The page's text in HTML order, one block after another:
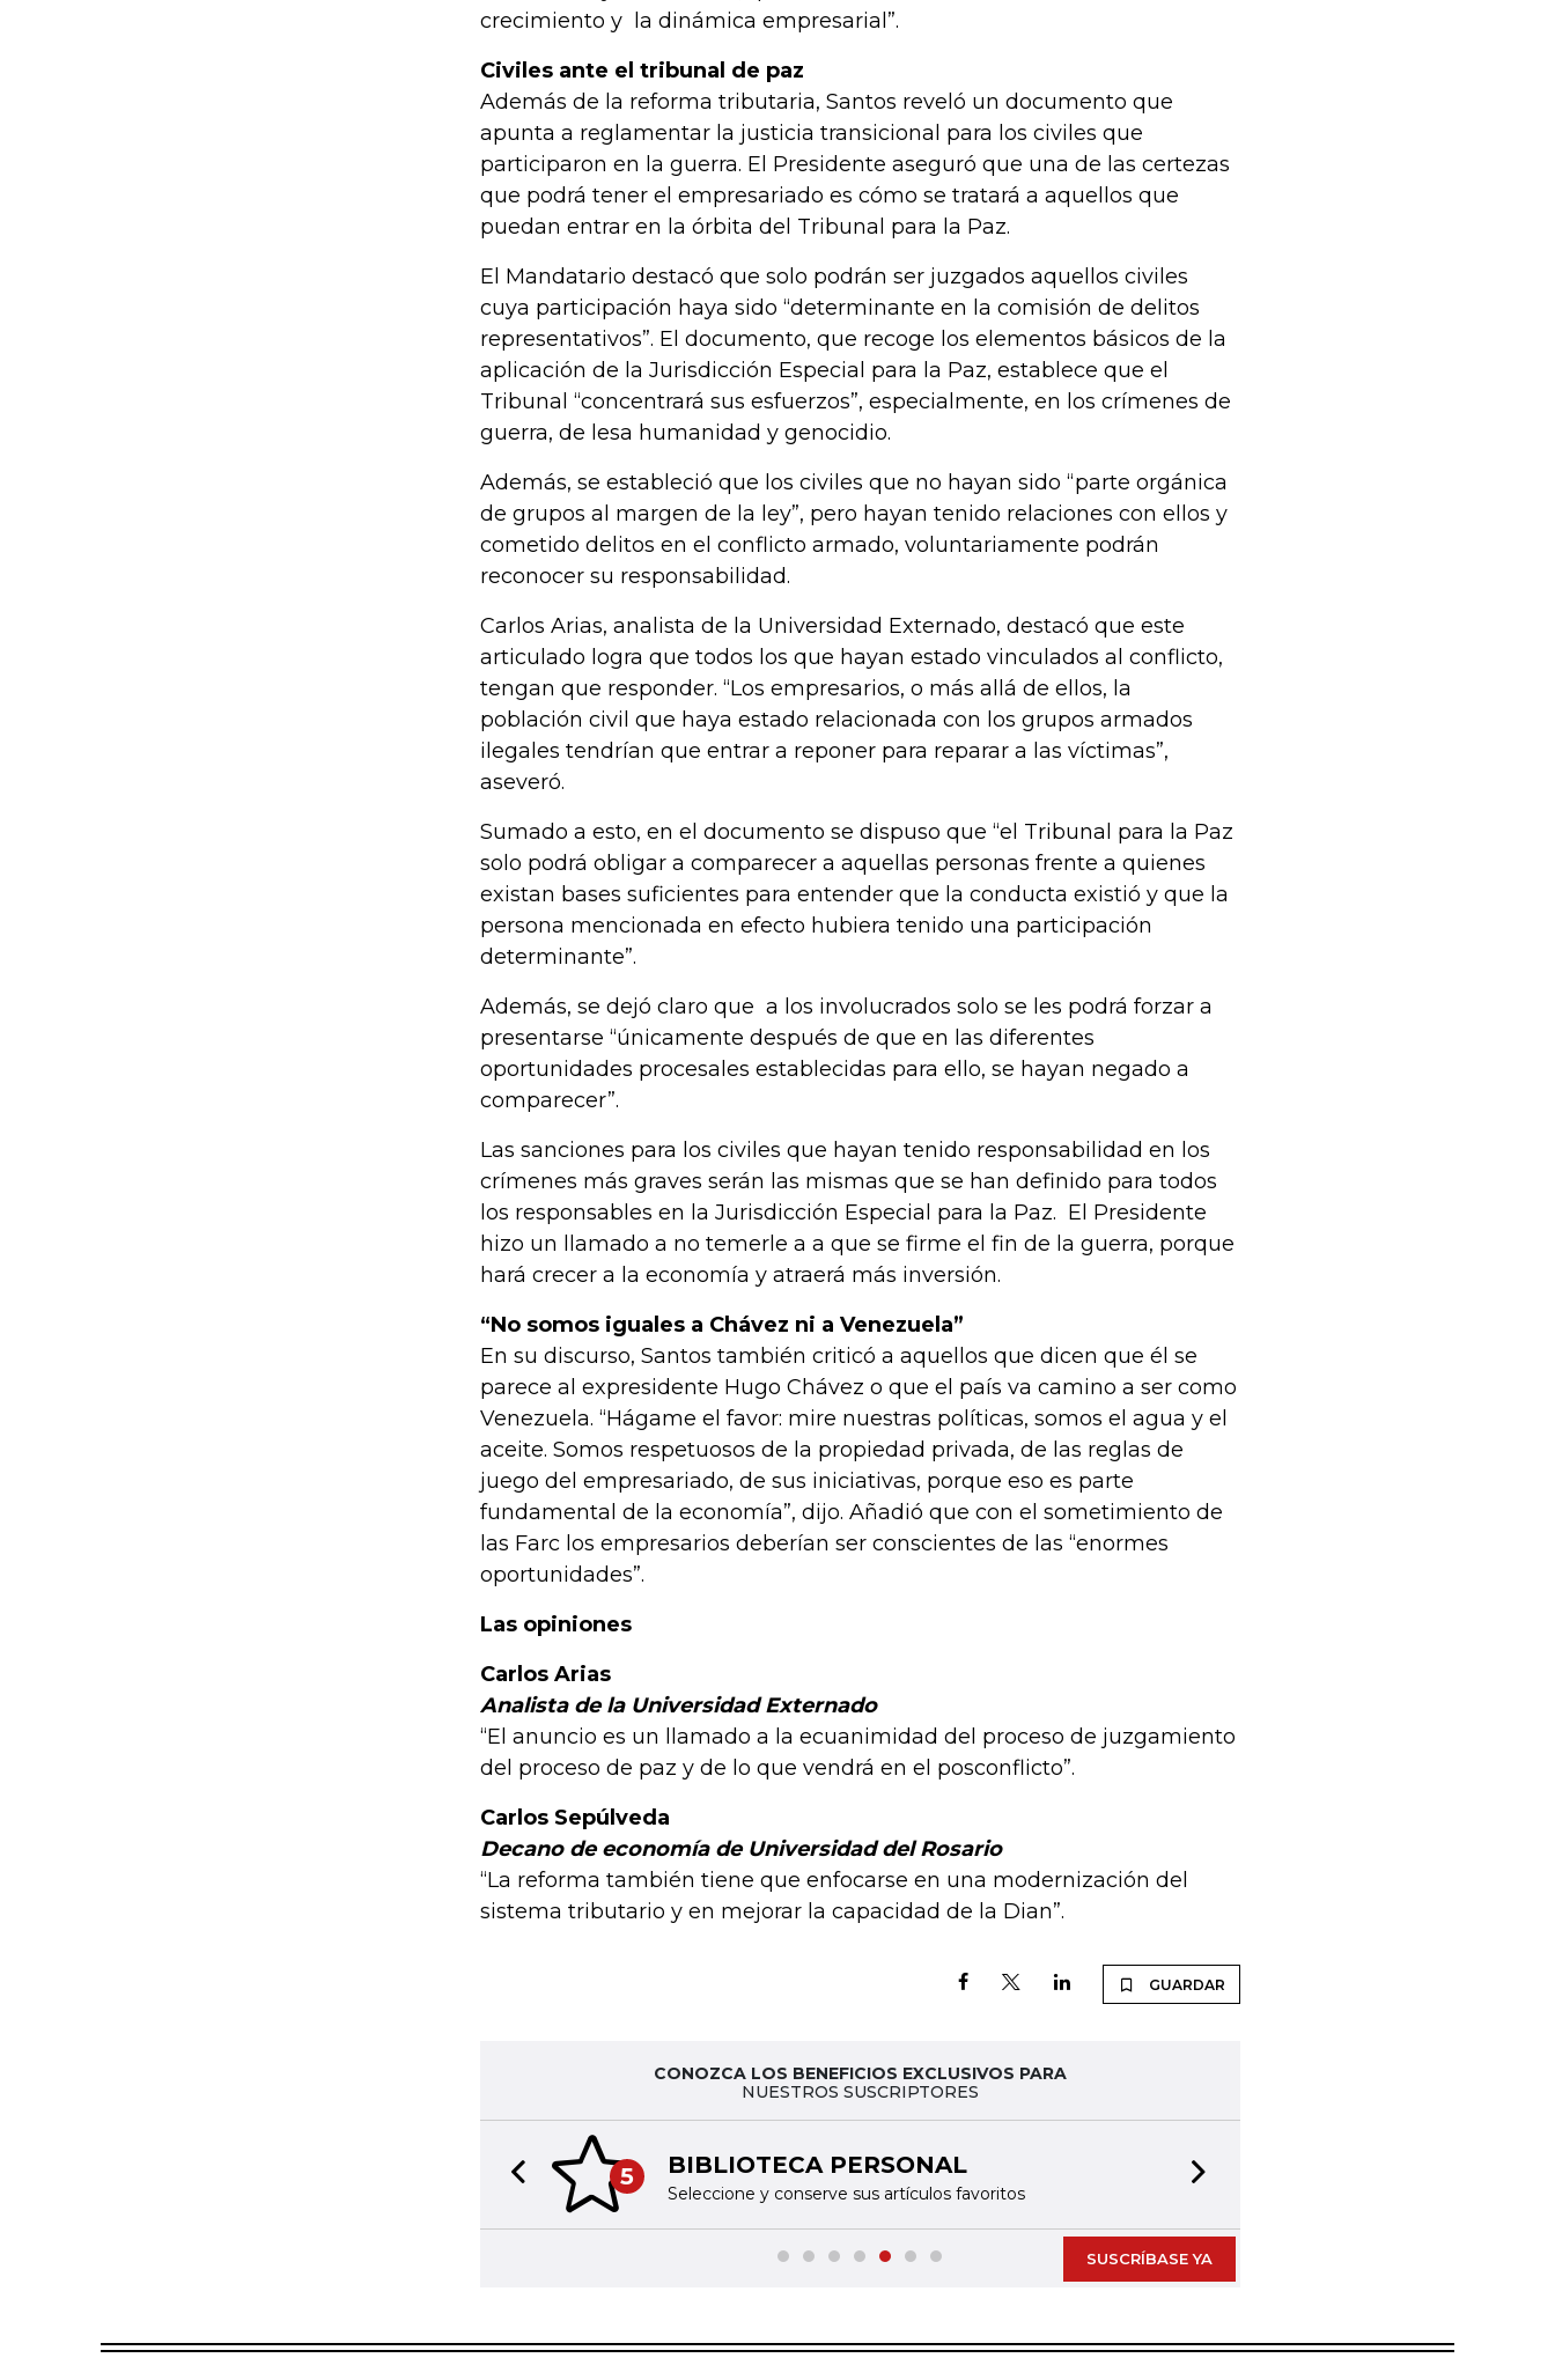
crecimiento y la dinámica empresarial”.
Civiles ante el tribunal de paz
Además de la reforma tributaria, Santos reveló un documento que
apunta a reglamentar la justicia transicional para los civiles que
participaron en la guerra. El Presidente aseguró que una de las certezas
que podrá tener el empresariado es cómo se tratará a aquellos que
puedan entrar en la órbita del Tribunal para la Paz.
El Mandatario destacó que solo podrán ser juzgados aquellos civiles
cuya participación haya sido “determinante en la comisión de delitos
representativos”. El documento, que recoge los elementos básicos de la
aplicación de la Jurisdicción Especial para la Paz, establece que el
Tribunal “concentrará sus esfuerzos”, especialmente, en los crímenes de
guerra, de lesa humanidad y genocidio.
Además, se estableció que los civiles que no hayan sido “parte orgánica
de grupos al margen de la ley”, pero hayan tenido relaciones con ellos y
cometido delitos en el conflicto armado, voluntariamente podrán
reconocer su responsabilidad.
Carlos Arias, analista de la Universidad Externado, destacó que este
articulado logra que todos los que hayan estado vinculados al conflicto,
tengan que responder. “Los empresarios, o más allá de ellos, la
población civil que haya estado relacionada con los grupos armados
ilegales tendrían que entrar a reponer para reparar a las víctimas”,
aseveró.
Sumado a esto, en el documento se dispuso que “el Tribunal para la Paz
solo podrá obligar a comparecer a aquellas personas frente a quienes
existan bases suficientes para entender que la conducta existió y que la
persona mencionada en efecto hubiera tenido una participación
determinante”.
Además, se dejó claro que a los involucrados solo se les podrá forzar a
presentarse “únicamente después de que en las diferentes
oportunidades procesales establecidas para ello, se hayan negado a
comparecer”.
Las sanciones para los civiles que hayan tenido responsabilidad en los
crímenes más graves serán las mismas que se han definido para todos
los responsables en la Jurisdicción Especial para la Paz. El Presidente
hizo un llamado a no temerle a a que se firme el fin de la guerra, porque
hará crecer a la economía y atraerá más inversión.
“No somos iguales a Chávez ni a Venezuela”
En su discurso, Santos también criticó a aquellos que dicen que él se
parece al expresidente Hugo Chávez o que el país va camino a ser como
Venezuela. “Hágame el favor: mire nuestras políticas, somos el agua y el
aceite. Somos respetuosos de la propiedad privada, de las reglas de
juego del empresariado, de sus iniciativas, porque eso es parte
fundamental de la economía”, dijo. Añadió que con el sometimiento de
las Farc los empresarios deberían ser conscientes de las “enormes
oportunidades”.
Las opiniones
Carlos Arias
Analista de la Universidad Externado
“El anuncio es un llamado a la ecuanimidad del proceso de juzgamiento
del proceso de paz y de lo que vendrá en el posconflicto”.
Carlos Sepúlveda
Decano de economía de Universidad del Rosario
“La reforma también tiene que enfocarse en una modernización del
sistema tributario y en mejorar la capacidad de la Dian”.
GUARDAR
CONOZCA LOS BENEFICIOS EXCLUSIVOS PARA
NUESTROS SUSCRIPTORES
5 BIBLIOTECA PERSONAL
Seleccione y conserve sus artículos favoritos
Previous slide
SUSCRÍBASE YA